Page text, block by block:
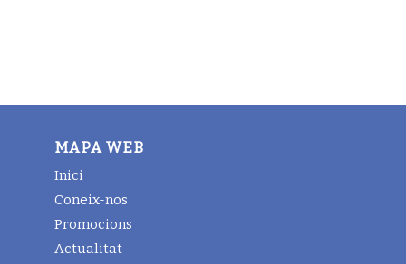
MAPA WEB
Inici
Coneix-nos
Promocions
Actualitat